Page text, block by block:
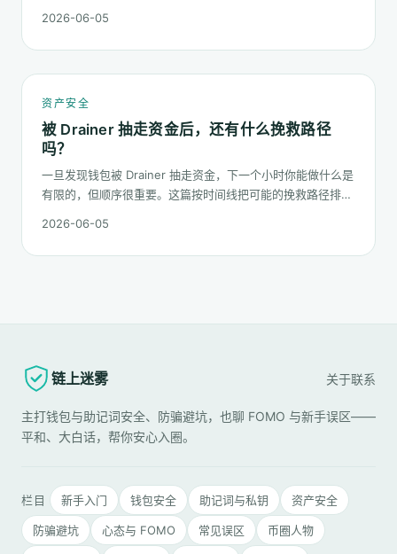
2026-06-05
资产安全
被 Drainer 抽走资金后，还有什么挽救路径
吗？
一旦发现钱包被 Drainer 抽走资金，下一个小时你能做什么是
有限的，但顺序很重要。这篇按时间线把可能的挽救路径排一
2026-06-05
链上迷雾 关于联系
主打钱包与助记词安全、防骗避坑，也聊 FOMO 与新手误区——
平和、大白话，帮你安心入圈。
栏目 新手入门 钱包安全 助记词与私钥 资产安全
防骗避坑 心态与 FOMO 常见误区 币圈人物